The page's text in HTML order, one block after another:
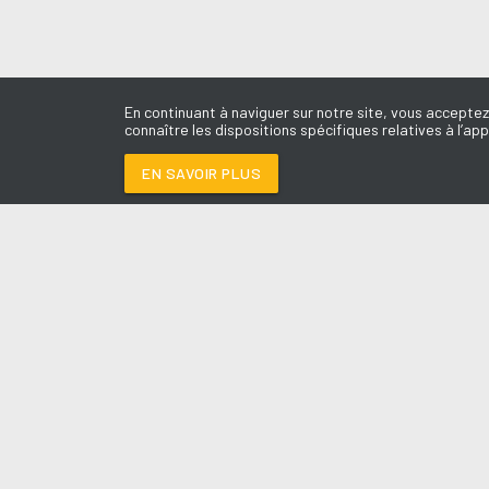
En continuant à naviguer sur notre site, vous
connaître les dispositions spécifiques relatives à
EN SAVOIR PLUS